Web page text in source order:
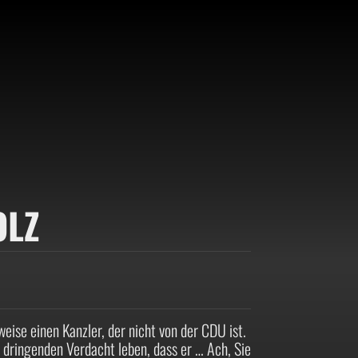
einen Kanzler, der nicht von der CDU ist.
Verdacht leben, dass er … Ach, Sie